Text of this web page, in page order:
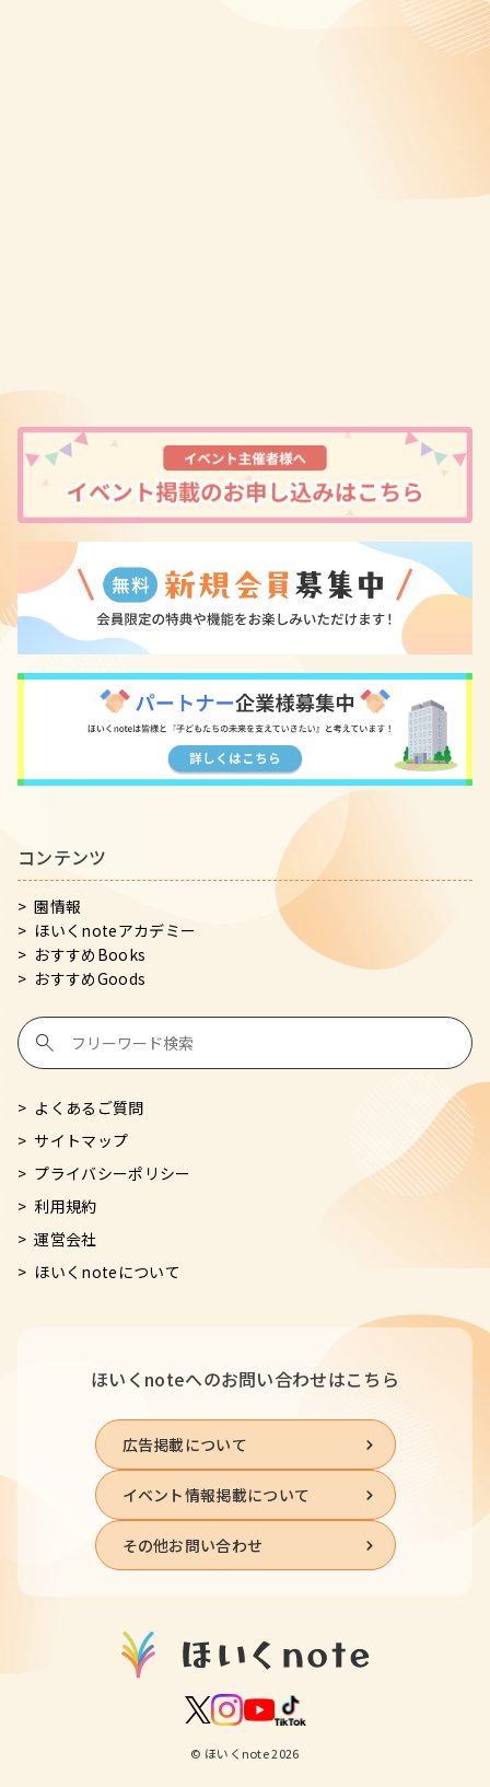
コンテンツ
園情報
ほいくnoteアカデミー
おすすめBooks
おすすめGoods
よくあるご質問
サイトマップ
プライバシーポリシー
利用規約
運営会社
ほいくnoteについて
ほいくnoteへのお問い合わせはこちら
広告掲載について
イベント情報掲載について
その他お問い合わせ
© ほいくnote 2026